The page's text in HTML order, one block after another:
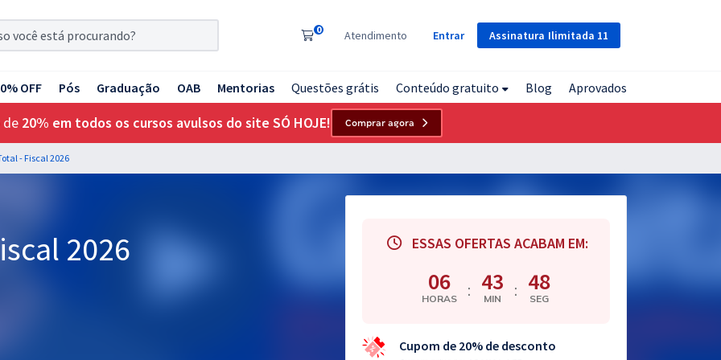
Assinatura Ilimitada 11
0 Atendimento Entrar
OFF Pós Graduação OAB Mentorias Questões grátis Conteúdo gratuito Blog Aprovados
de 20% em todos os cursos avulsos do site SÓ HOJE! Comprar agora
- Fiscal 2026
2026 ESSAS OFERTAS ACABAM EM:
06
HORAS : 43
MIN : 47
SEG
Cupom de 20% de desconto